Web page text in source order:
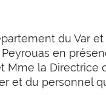
du Var
en
la Directrice
du personnel